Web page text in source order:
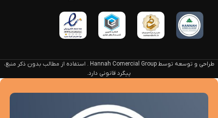
طراحی و توسعه توسط Hannah Comercial Group . استفاده از مطالب بدون ذکر منبع،
پیگرد قانونی دارد.